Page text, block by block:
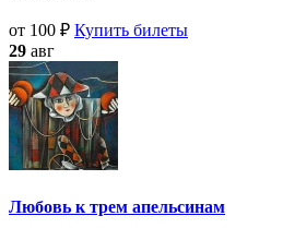
от 100 ₽ Купить билеты
29 авг
Любовь к трем апельсинам